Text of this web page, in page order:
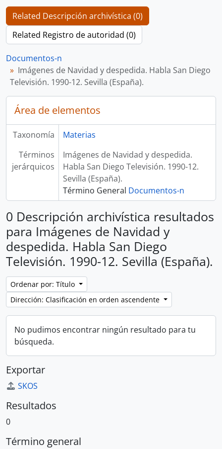
Related Descripción archivística (0)
Related Registro de autoridad (0)
Documentos-n
Imágenes de Navidad y despedida. Habla San Diego
Televisión. 1990-12. Sevilla (España).
Área de elementos
Taxonomía
Materias
Términos
jerárquicos
Imágenes de Navidad y despedida.
Habla San Diego Televisión. 1990-12.
Sevilla (España).
Término General Documentos-n
0 Descripción archivística resultados
para Imágenes de Navidad y
despedida. Habla San Diego
Televisión. 1990-12. Sevilla (España).
Ordenar por: Título
Dirección: Clasificación en orden ascendente
No pudimos encontrar ningún resultado para tu
búsqueda.
Exportar
SKOS
Resultados
0
Término general